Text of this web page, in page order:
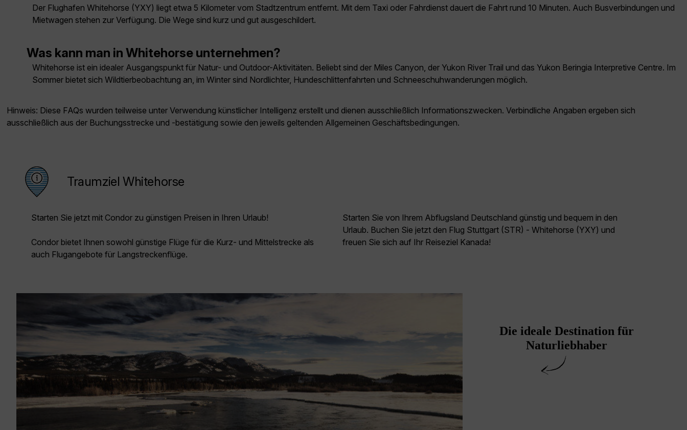
Der Flughafen Whitehorse (YXY) liegt etwa 5 Kilometer vom Stadtzentrum entfernt. Mit dem Taxi oder Fahrdienst dauert die Fahrt rund 10 Minuten. Auch Busverbindungen und
Mietwagen stehen zur Verfügung. Die Wege sind kurz und gut ausgeschildert.
Was kann man in Whitehorse unternehmen?
Whitehorse ist ein idealer Ausgangspunkt für Natur- und Outdoor-Aktivitäten. Beliebt sind der Miles Canyon, der Yukon River Trail und das Yukon Beringia Interpretive Centre. Im
Sommer bietet sich Wildtierbeobachtung an, im Winter sind Nordlichter, Hundeschlittenfahrten und Schneeschuhwanderungen möglich.
Hinweis: Diese FAQs wurden teilweise unter Verwendung künstlicher Intelligenz erstellt und dienen ausschließlich Informationszwecken. Verbindliche Angaben ergeben sich
ausschließlich aus der Buchungsstrecke und -bestätigung sowie den jeweils geltenden Allgemeinen Geschäftsbedingungen.
Traumziel Whitehorse
Starten Sie jetzt mit Condor zu günstigen Preisen in Ihren Urlaub!
Condor bietet Ihnen sowohl günstige Flüge für die Kurz- und Mittelstrecke als
auch Flugangebote für Langstreckenflüge.
Starten Sie von Ihrem Abflugsland Deutschland günstig und bequem in den
Urlaub. Buchen Sie jetzt den Flug Stuttgart (STR) - Whitehorse (YXY) und
freuen Sie sich auf Ihr Reiseziel Kanada!
Die ideale Destination für
Naturliebhaber